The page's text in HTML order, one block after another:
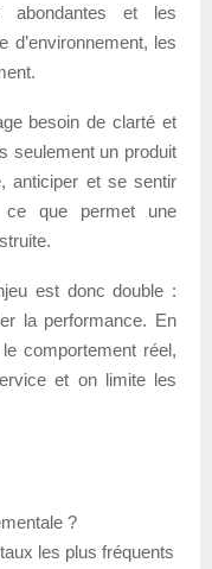
abondantes et les
d’environnement, les
besoin de clarté et
seulement un produit
anticiper et se sentir
ce que permet une
est donc double :
la performance. En
comportement réel,
et on limite les
?
les plus fréquents